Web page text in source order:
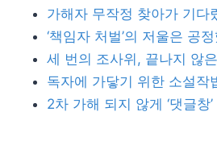
가해자 무작정 찾아가 기다
‘책임자 처벌’의 저울은 공
세 번의 조사위, 끝나지 않
독자에 가닿기 위한 소설작
2차 가해 되지 않게 ‘댓글창